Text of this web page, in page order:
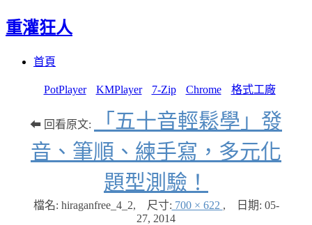
重灌狂人
首頁
PotPlayer KMPlayer 7-Zip Chrome 格式工廠
⬅ 回看原文:
「五十音輕鬆學」發
音、筆順、練手寫，多元化
題型測驗！
檔名: hiraganfree_4_2, 尺寸: 700 × 622 , 日期: 05-
27, 2014